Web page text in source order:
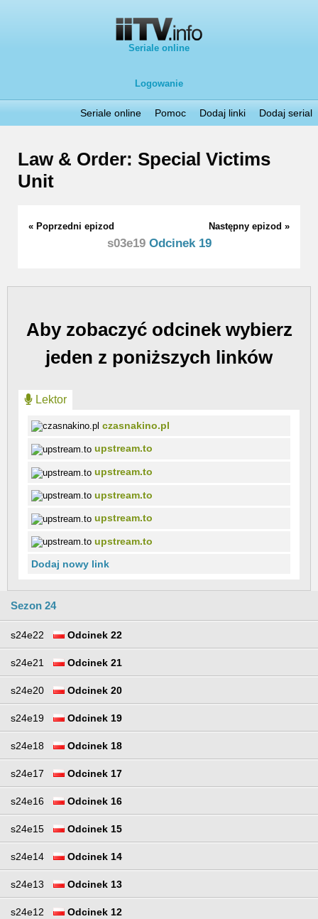
Seriale online
Logowanie
Seriale online Pomoc Dodaj linki Dodaj serial
Law & Order: Special Victims
Unit
« Poprzedni epizod Następny epizod »
s03e19Odcinek 19
Aby zobaczyć odcinek wybierz
jeden z poniższych linków
Lektor
czasnakino.pl
upstream.to
upstream.to
upstream.to
upstream.to
upstream.to
Dodaj nowy link
Sezon 24
s24e22 Odcinek 22
s24e21 Odcinek 21
s24e20 Odcinek 20
s24e19 Odcinek 19
s24e18 Odcinek 18
s24e17 Odcinek 17
s24e16 Odcinek 16
s24e15 Odcinek 15
s24e14 Odcinek 14
s24e13 Odcinek 13
s24e12 Odcinek 12